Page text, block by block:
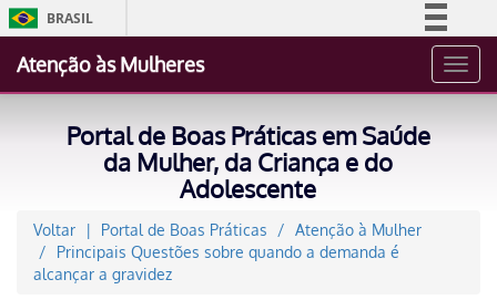
BRASIL
Acesso à informação
Canais
Atenção às Mulheres
Portal de Boas Práticas em Saúde
da Mulher, da Criança e do
Adolescente
Voltar Portal de Boas Práticas
Atenção à Mulher
Principais Questões sobre quando a demanda é
alcançar a gravidez